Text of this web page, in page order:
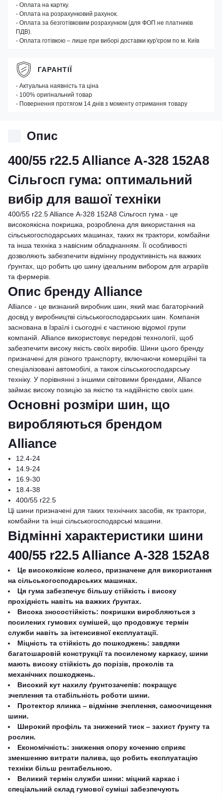
Опис
400/55 r22.5 Alliance А-328 152A8
Сільгосп гума: оптимальний
вибір для вашої техніки
400/55 r22.5 Alliance А-328 152A8 Сільгосп гума - це
високоякісна покришка, розроблена для використання на
сільськогосподарських машинах, таких як трактори, комбайни
та інша техніка з навісним обладнанням. Її особливості
дозволяють забезпечити відмінну продуктивність на важких
ґрунтах, що робить цю шину ідеальним вибором для аграріїв
та фермерів.
Опис бренду Alliance
Alliance - це визнаний виробник шин, який має багаторічний
досвід у виробництві сільськогосподарських шин. Компанія
заснована в Ізраїлі і сьогодні є частиною відомої групи
компаній. Alliance використовує передові технології, щоб
забезпечити високу якість своїх виробів. Шини цього бренду
призначені для різного транспорту, включаючи комерційні та
спеціалізовані автомобілі, а також сільськогосподарську
техніку. У порівнянні з іншими світовими брендами, Alliance
займає високу позицію за якістю та надійністю своїх шин.
Основні розміри шин, що
виробляються брендом
Alliance
12.4-24
14.9-24
16.9-30
18.4-38
400/55 r22.5
Ці шини призначені для таких технічних засобів, як трактори,
комбайни та інші сільськогосподарські машини.
Відмінні характеристики шини
400/55 r22.5 Alliance А-328 152A8
Це високоякісне колесо, призначене для використання
на сільськогосподарських машинах.
Ця гума забезпечує більшу стійкість і високу
прохідність навіть на важких ґрунтах.
Висока зносостійкість: покришки виробляються з
посилених гумових сумішей, що продовжує термін
служби навіть за інтенсивної експлуатації.
Міцність та стійкість до пошкоджень: завдяки
багатошаровій конструкції та посиленому каркасу, шини
мають високу стійкість до порізів, проколів та
механічних пошкоджень.
Високий кут нахилу ґрунтозачепів: покращує
зчеплення та стабільність роботи шини.
Протектор ялинка – відмінне зчеплення, самоочищення
шини.
Широкий профіль та знижений тиск – захист ґрунту та
рослин.
Економічність: зниження опору коченню сприяє
зменшенню витрати палива, що робить експлуатацію
техніки більш рентабельною.
Великий термін служби шини: міцний каркас і
спеціальний склад гумової суміші забезпечують
- Оплата на картку.
- Оплата на розрахунковий рахунок.
- Оплата за безготівковим розрахунком (для ФОП не платників
ПДВ).
- Оплата готівкою – лише при виборі доставки кур'єром по м. Київ
ГАРАНТІЇ
- Актуальна наявність та ціна
- 100% оригінальний товар
- Повернення протягом 14 днів з моменту отримання товару